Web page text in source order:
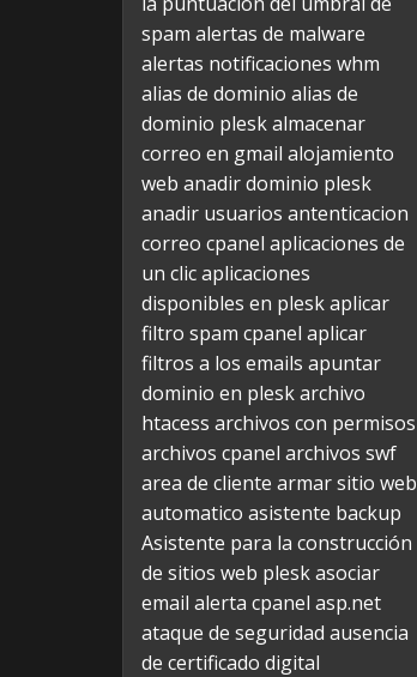
spam alertas de malware
alertas notificaciones whm
alias de dominio alias de
dominio pleskalmacenar
correo en gmail alojamiento
web anadir dominio plesk
anadir usuarios antenticacion
correo cpanel aplicaciones de
un clicaplicaciones
disponibles en pleskaplicar
filtro spam cpanel aplicar
filtros a los emails apuntar
dominio en pleskarchivo
htacess archivos con permisos
archivos cpanel archivos swf
area de cliente armar sitio web
automatico asistente backup
Asistente para la construcción
de sitios web pleskasociar
email alerta cpanel asp.net
ataque de seguridad ausencia
de certificado digital